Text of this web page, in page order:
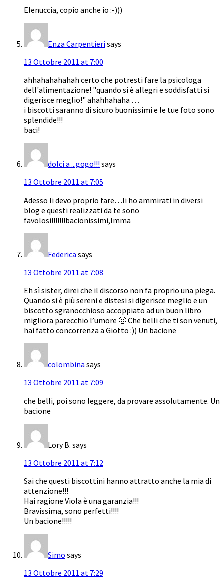
Elenuccia, copio anche io :-)))
Enza Carpentierisays
13 Ottobre 2011 at 7:00
ahhahahahahah certo che potresti fare la psicologa
dell'alimentazione! "quando si è allegri e soddisfatti si
digerisce meglio!" ahahhahaha …
i biscotti saranno di sicuro buonissimi e le tue foto sono
splendide!!!
baci!
dolci a ...gogo!!! says
13 Ottobre 2011 at 7:05
Adesso li devo proprio fare…li ho ammirati in diversi
blog e questi realizzati da te sono
favolosi!!!!!!!bacionissimi,Imma
Federica says
13 Ottobre 2011 at 7:08
Eh sì sister, direi che il discorso non fa proprio una piega.
Quando si è più sereni e distesi si digerisce meglio e un
biscotto sgranocchioso accoppiato ad un buon libro
migliora parecchio l’umore 🙂 Che belli che ti son venuti,
hai fatto concorrenza a Giotto :)) Un bacione
colombina says
13 Ottobre 2011 at 7:09
che belli, poi sono leggere, da provare assolutamente. Un
bacione
Lory B. says
13 Ottobre 2011 at 7:12
Sai che questi biscottini hanno attratto anche la mia di
attenzione!!!
Hai ragione Viola è una garanzia!!!
Bravissima, sono perfetti!!!!
Un bacione!!!!!
Simo says
13 Ottobre 2011 at 7:29